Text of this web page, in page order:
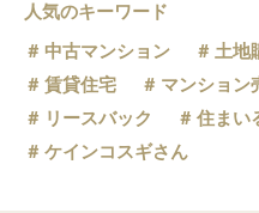
人気のキーワード
中古マンション
土地
賃貸住宅
マンション
リースバック
住まい
ケインコスギさん